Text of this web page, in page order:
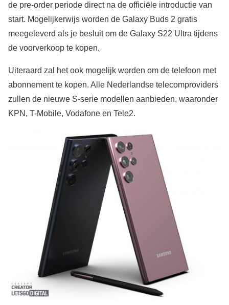
de pre-order periode direct na de officiële introductie van
start. Mogelijkerwijs worden de Galaxy Buds 2 gratis
meegeleverd als je besluit om de Galaxy S22 Ultra tijdens
de voorverkoop te kopen.
Uiteraard zal het ook mogelijk worden om de telefoon met
abonnement te kopen. Alle Nederlandse telecomproviders
zullen de nieuwe S-serie modellen aanbieden, waaronder
KPN, T-Mobile, Vodafone en Tele2.